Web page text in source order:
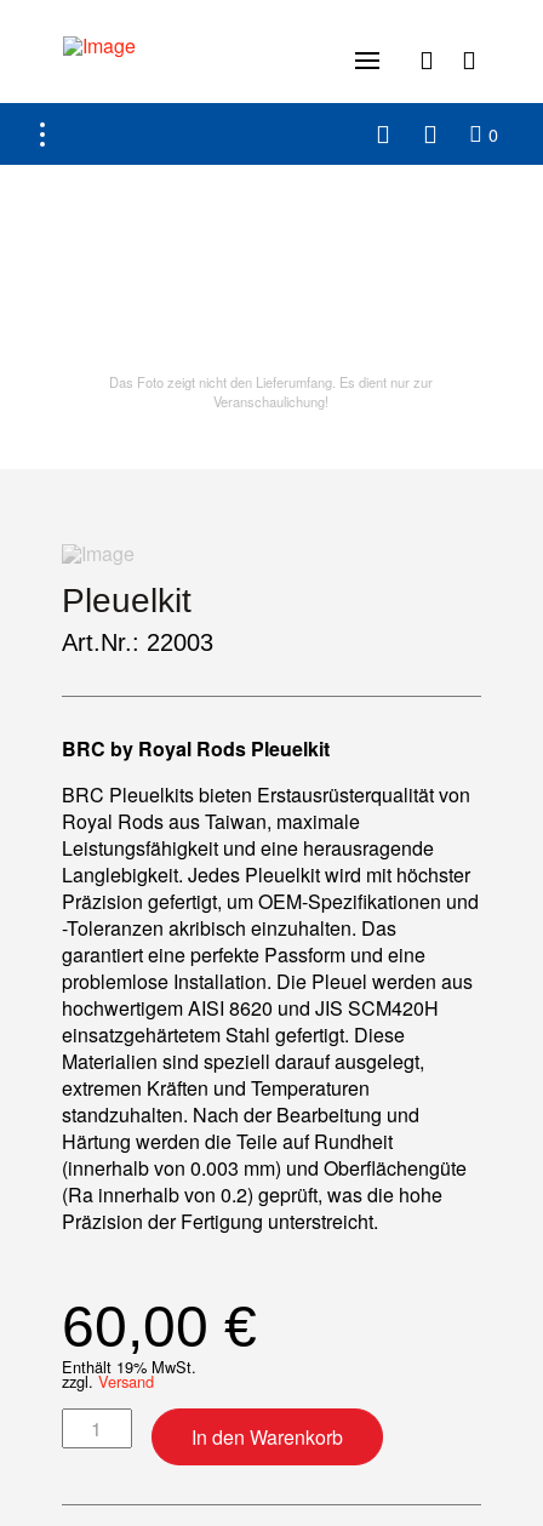
0
Das Foto zeigt nicht den Lieferumfang. Es dient nur zur
Veranschaulichung!
Pleuelkit
Art.Nr.: 22003
BRC by Royal Rods Pleuelkit
BRC Pleuelkits bieten Erstausrüsterqualität von
Royal Rods aus Taiwan, maximale
Leistungsfähigkeit und eine herausragende
Langlebigkeit. Jedes Pleuelkit wird mit höchster
Präzision gefertigt, um OEM-Spezifikationen und
-Toleranzen akribisch einzuhalten. Das
garantiert eine perfekte Passform und eine
problemlose Installation. Die Pleuel werden aus
hochwertigem AISI 8620 und JIS SCM420H
einsatzgehärtetem Stahl gefertigt. Diese
Materialien sind speziell darauf ausgelegt,
extremen Kräften und Temperaturen
standzuhalten. Nach der Bearbeitung und
Härtung werden die Teile auf Rundheit
(innerhalb von 0.003 mm) und Oberflächengüte
(Ra innerhalb von 0.2) geprüft, was die hohe
Präzision der Fertigung unterstreicht.
60,00 €
Enthält 19% MwSt.
zzgl. Versand
Pleuelkit MengeIn den Warenkorb